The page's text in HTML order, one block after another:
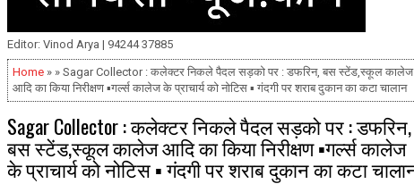
Editor: Vinod Arya | 94244 37885
Home » » Sagar Collector : कलेक्टर निकले पैदल सड़को पर : डफरिन, बस स्टेंड,स्कूल कालेज
आदि का किया निरीक्षण ▪️गर्ल्स कालेज के प्राचार्य को नोटिस ▪️ गंदगी पर शराब दुकान का कटा चालान
Sagar Collector : कलेक्टर निकले पैदल सड़को पर : डफरिन,
बस स्टेंड,स्कूल कालेज आदि का किया निरीक्षण ▪️गर्ल्स कालेज
के प्राचार्य को नोटिस ▪️ गंदगी पर शराब दुकान का कटा